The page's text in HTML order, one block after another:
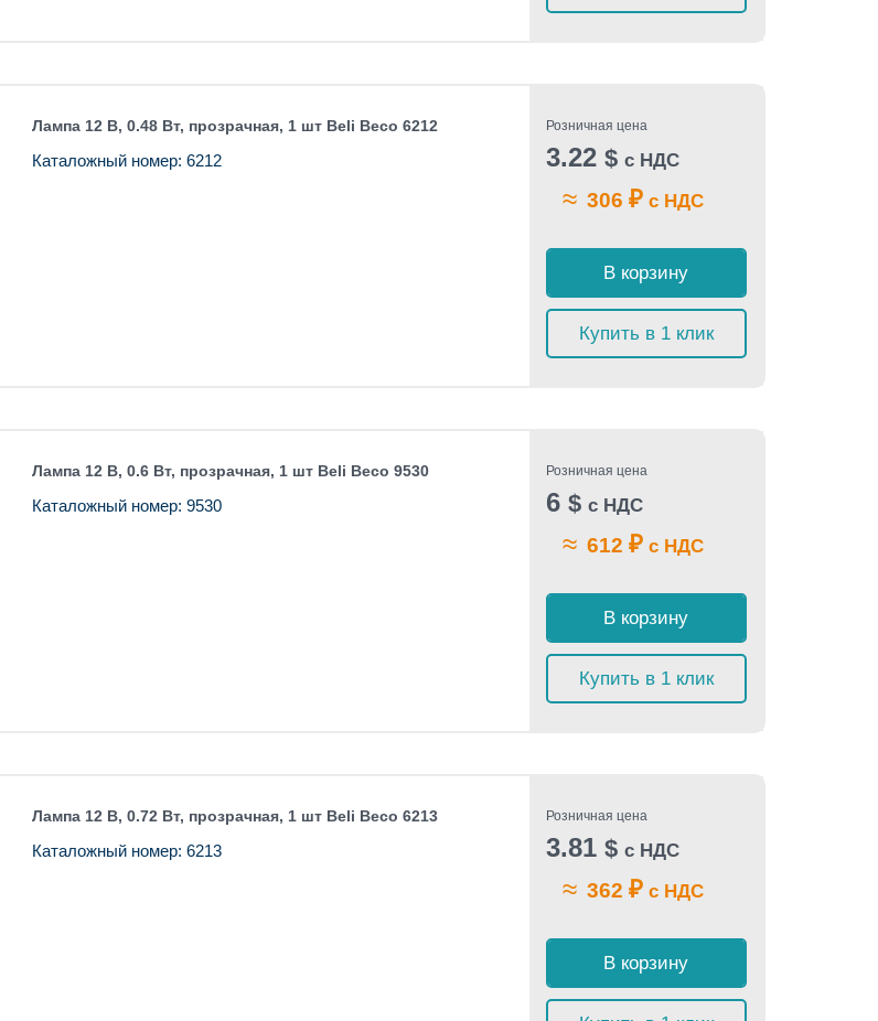
Лампа 12 В, 0.48 Вт, прозрачная, 1 шт Beli Beco 6212
Каталожный номер: 6212
Розничная цена
3.22 $ с НДС
≈ 306 ₽с НДС
В корзину
Купить в 1 клик
Лампа 12 В, 0.6 Вт, прозрачная, 1 шт Beli Beco 9530
Каталожный номер: 9530
Розничная цена
6 $ с НДС
≈ 612 ₽с НДС
В корзину
Купить в 1 клик
Лампа 12 В, 0.72 Вт, прозрачная, 1 шт Beli Beco 6213
Каталожный номер: 6213
Розничная цена
3.81 $ с НДС
≈ 362 ₽с НДС
В корзину